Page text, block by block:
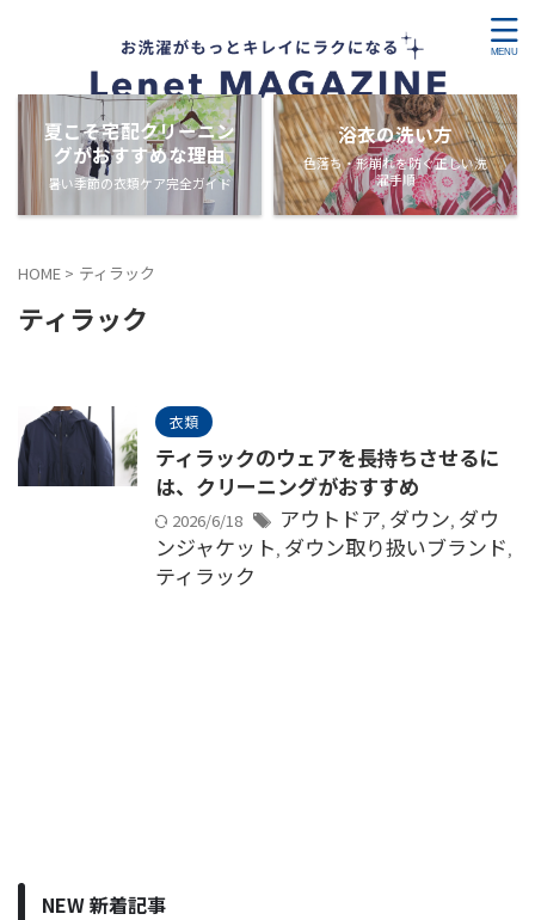
夏こそ宅配クリーニン
グがおすすめな理由
暑い季節の衣類ケア完全ガイド
浴衣の洗い方
色落ち・形崩れを防ぐ正しい洗
濯手順
HOME > ティラック
ティラック
衣類
ティラックのウェアを長持ちさせるに
は、クリーニングがおすすめ
2026/6/18 アウトドア, ダウン, ダウ
ンジャケット, ダウン取り扱いブランド,
ティラック
NEW 新着記事